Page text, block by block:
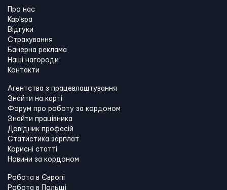
Про нас
Кар'єра
Відгуки
Страхування
Банерна реклама
Наші нагороди
Контакти
Агентства з працевлаштування
Знайти на карті
Форум про роботу за кордоном
Знайти працівника
Довідник професій
Статистика зарплат
Корисні статті
Новини за кордоном
Робота в Європі
Робота в Польщі